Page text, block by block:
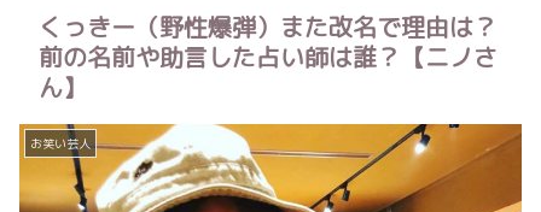
くっきー（野性爆弾）また改名で理由は？
前の名前や助言した占い師は誰？【ニノさ
ん】
お笑い芸人